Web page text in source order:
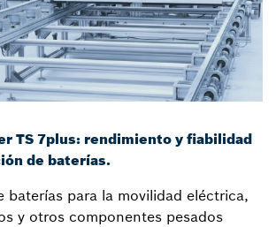
TS 7plus: rendimiento y fiabilidad
de baterías.
baterías para la movilidad eléctrica,
y otros componentes pesados